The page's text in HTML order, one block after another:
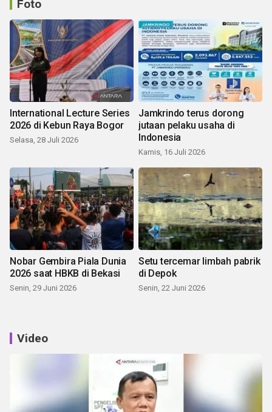
Foto
International Lecture Series
2026 di Kebun Raya Bogor
Selasa, 28 Juli 2026
Jamkrindo terus dorong
jutaan pelaku usaha di
Indonesia
Kamis, 16 Juli 2026
Nobar Gembira Piala Dunia
2026 saat HBKB di Bekasi
Senin, 29 Juni 2026
Setu tercemar limbah pabrik
di Depok
Senin, 22 Juni 2026
Video